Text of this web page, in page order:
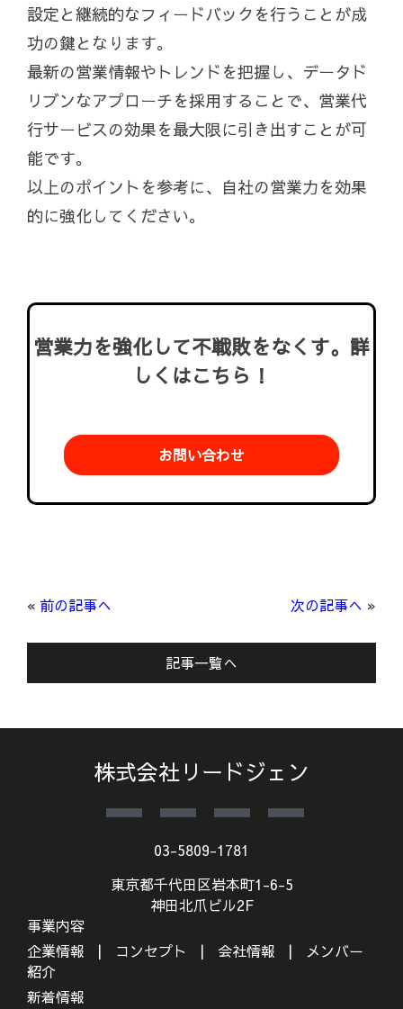
設定と継続的なフィードバックを行うことが成
功の鍵となります。
最新の営業情報やトレンドを把握し、データド
リブンなアプローチを採用することで、営業代
行サービスの効果を最大限に引き出すことが可
能です。
以上のポイントを参考に、自社の営業力を効果
的に強化してください。
営業力を強化して不戦敗をなくす。詳
しくはこちら！
お問い合わせ
« 前の記事へ 次の記事へ »
記事一覧へ
株式会社リードジェン
03-5809-1781
東京都千代田区岩本町1-6-5
神田北爪ビル2F
事業内容
企業情報
コンセプト 会社情報
メンバー
紹介
新着情報